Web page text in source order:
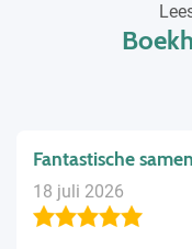
Fantastische
18 juli 2026